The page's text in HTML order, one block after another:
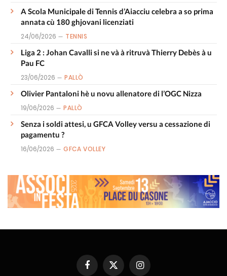
A Scola Municipale di Tennis d’Aiacciu celebra a so prima
annata cù 180 ghjovani licenziati
24/06/2026 TENNIS
Liga 2 : Johan Cavalli si ne và à ritruvà Thierry Debès à u
Pau FC
23/06/2026 PALLÒ
Olivier Pantaloni hè u novu allenatore di l’OGC Nizza
19/06/2026 PALLÒ
Senza i soldi attesi, u GFCA Volley versu a cessazione di
pagamentu ?
16/06/2026 GFCA VOLLEY
FacebookX
Instagram